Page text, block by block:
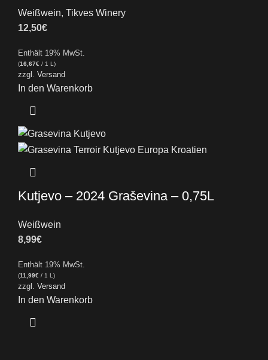
Weißwein, Tikves Winery
12,50€
Enthält 19% MwSt.
(16,67€ / 1 L)
zzgl. Versand
In den Warenkorb
Kutjevo – 2024 Graševina – 0,75L
Weißwein
8,99€
Enthält 19% MwSt.
(11,99€ / 1 L)
zzgl. Versand
In den Warenkorb